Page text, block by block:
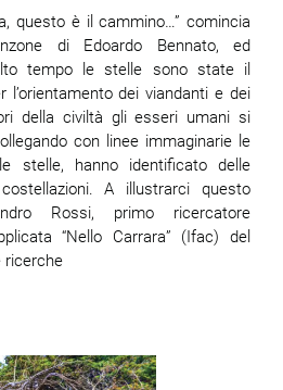
questo è il cammino…” comincia
di Edoardo Bennato, ed
tempo le stelle sono state il
l’orientamento dei viandanti e dei
della civiltà gli esseri umani si
con linee immaginarie le
stelle, hanno identificato delle
.A illustrarci questo
Rossi, primo ricercatore
“Nello Carrara” (Ifac) del
ricerche